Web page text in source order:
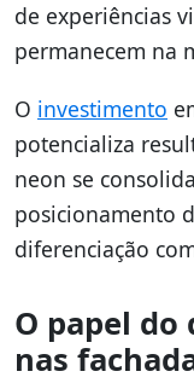
de experiências
permanecem na
O investimento
potencializa
neon se
posicionamento
diferenciação
O papel do
nas